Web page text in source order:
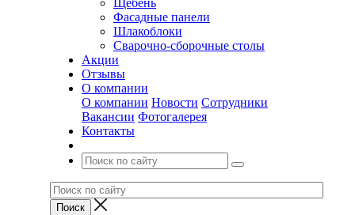
Щебень
Фасадные панели
Шлакоблоки
Сварочно-сборочные столы
Акции
Отзывы
О компании
О компании Новости Сотрудники
Вакансии Фотогалерея
Контакты